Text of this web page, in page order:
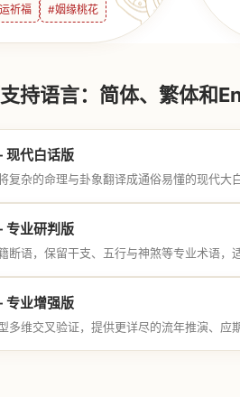
祈福 #姻缘桃花
持语言：简体、繁体和
现代白话版
复杂的命理与卦象翻译成通俗易懂的现代大
专业研判版
断语，保留干支、五行与神煞等专业术语，
专业增强版
多维交叉验证，提供更详尽的流年推演、应